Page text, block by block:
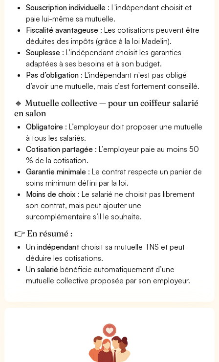
Souscription individuelle : L'indépendant choisit et
paie lui-même sa mutuelle.
Fiscalité avantageuse : Les cotisations peuvent être
déduites des impôts (grâce à la loi Madelin).
Souplesse : L'indépendant choisit les garanties
adaptées à ses besoins et à son budget.
Pas d’obligation : L'indépendant n'est pas obligé
d’avoir une mutuelle, mais c’est fortement conseillé.
🔹 Mutuelle collective — pour un coiffeur salarié
en salon
Obligatoire : L’employeur doit proposer une mutuelle
à tous les salariés.
Cotisation partagée : L’employeur paie au moins 50
% de la cotisation.
Garantie minimale : Le contrat respecte un panier de
soins minimum défini par la loi.
Moins de choix : Le salarié ne choisit pas librement
son contrat, mais peut ajouter une
surcomplémentaire s’il le souhaite.
👉 En résumé :
Unindépendant choisit sa mutuelle TNS et peut
déduire les cotisations.
Unsalarié bénéficie automatiquement d’une
mutuelle collective proposée par son employeur.